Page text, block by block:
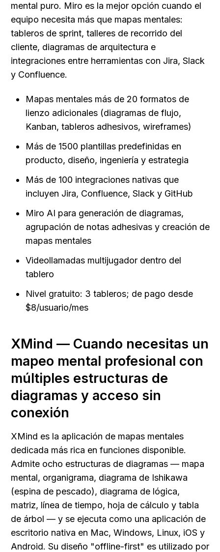
mental puro. Miro es la mejor opción cuando el
equipo necesita más que mapas mentales:
tableros de sprint, talleres de recorrido del
cliente, diagramas de arquitectura e
integraciones entre herramientas con Jira, Slack
y Confluence.
Mapas mentales más de 20 formatos de
lienzo adicionales (diagramas de flujo,
Kanban, tableros adhesivos, wireframes)
Más de 1500 plantillas predefinidas en
producto, diseño, ingeniería y estrategia
Más de 100 integraciones nativas que
incluyen Jira, Confluence, Slack y GitHub
Miro AI para generación de diagramas,
agrupación de notas adhesivas y creación de
mapas mentales
Videollamadas multijugador dentro del
tablero
Nivel gratuito: 3 tableros; de pago desde
$8/usuario/mes
XMind — Cuando necesitas un
mapeo mental profesional con
múltiples estructuras de
diagramas y acceso sin
conexión
XMind es la aplicación de mapas mentales
dedicada más rica en funciones disponible.
Admite ocho estructuras de diagramas — mapa
mental, organigrama, diagrama de Ishikawa
(espina de pescado), diagrama de lógica,
matriz, línea de tiempo, hoja de cálculo y tabla
de árbol — y se ejecuta como una aplicación de
escritorio nativa en Mac, Windows, Linux, iOS y
Android. Su diseño "offline-first" es utilizado por